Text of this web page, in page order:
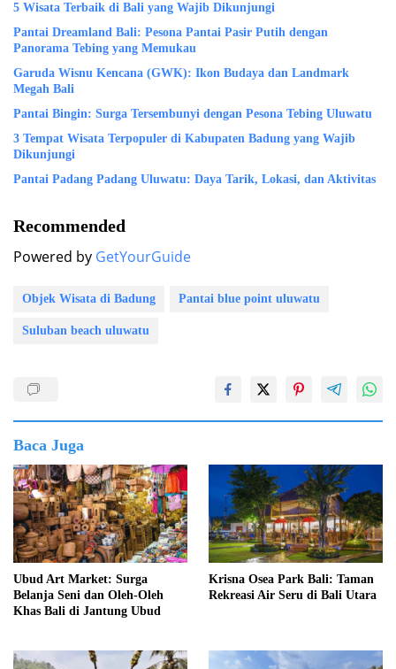
5 Wisata Terbaik di Bali yang Wajib Dikunjungi
Pantai Dreamland Bali: Pesona Pantai Pasir Putih dengan
Panorama Tebing yang Memukau
Garuda Wisnu Kencana (GWK): Ikon Budaya dan Landmark
Megah Bali
Pantai Bingin: Surga Tersembunyi dengan Pesona Tebing Uluwatu
3 Tempat Wisata Terpopuler di Kabupaten Badung yang Wajib
Dikunjungi
Pantai Padang Padang Uluwatu: Daya Tarik, Lokasi, dan Aktivitas
Recommended
Powered by GetYourGuide
Objek Wisata di Badung Pantai blue point uluwatu
Suluban beach uluwatu
Baca Juga
Ubud Art Market: Surga
Belanja Seni dan Oleh-Oleh
Khas Bali di Jantung Ubud
Krisna Osea Park Bali: Taman
Rekreasi Air Seru di Bali Utara